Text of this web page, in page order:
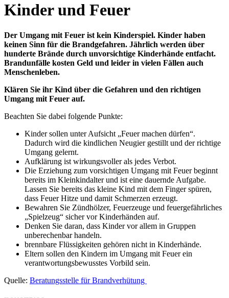
Kinder und Feuer
Der Umgang mit Feuer ist kein Kinderspiel. Kinder haben
keinen Sinn für die Brandgefahren. Jährlich werden über
hunderte Brände durch unvorsichtige Kinderhände entfacht.
Brandunfälle kosten Geld und leider in vielen Fällen auch
Menschenleben.
Klären Sie ihr Kind über die Gefahren und den richtigen
Umgang mit Feuer auf.
Beachten Sie dabei folgende Punkte:
Kinder sollen unter Aufsicht „Feuer machen dürfen“.
Dadurch wird die kindlichen Neugier gestillt und der richtige
Umgang gelernt.
Aufklärung ist wirkungsvoller als jedes Verbot.
Die Erziehung zum vorsichtigen Umgang mit Feuer beginnt
bereits im Kleinkindalter und ist eine dauernde Aufgabe.
Lassen Sie bereits das kleine Kind mit dem Finger spüren,
dass Feuer Hitze und damit Schmerzen erzeugt.
Bewahren Sie Zündhölzer, Feuerzeuge und feuergefährliches
„Spielzeug“ sicher vor Kinderhänden auf.
Denken Sie daran, dass Kinder vor allem in Gruppen
unberechenbar handeln.
brennbare Flüssigkeiten gehören nicht in Kinderhände.
Eltern sollen den Kindern im Umgang mit Feuer ein
verantwortungsbewusstes Vorbild sein.
Quelle: Beratungsstelle für Brandverhütung